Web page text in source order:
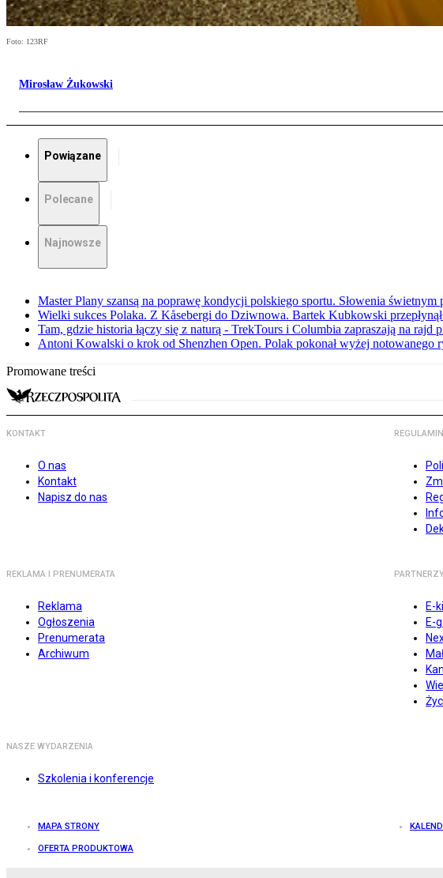
Foto: 123RF
Mirosław Żukowski
Powiązane
Polecane
Najnowsze
Master Plany szansą na poprawę kondycji polskiego sportu. Słowenia świetnym
Wielki sukces Polaka. Z Kåsebergi do Dziwnowa. Bartek Kubkowski
Tam, gdzie historia łączy się z naturą - TrekTours i Columbia zapraszają na rajd
Antoni Kowalski o krok od Shenzhen Open. Polak pokonał wyżej notowanego
Promowane treści
KONTAKT
O nas
Kontakt
Napisz do nas
REGULAMIN
REKLAMA I PRENUMERATA
Reklama
Ogłoszenia
Prenumerata
Archiwum
E-
E-
NASZE WYDARZENIA
Szkolenia i konferencje
MAPA STRONY
OFERTA PRODUKTOWA